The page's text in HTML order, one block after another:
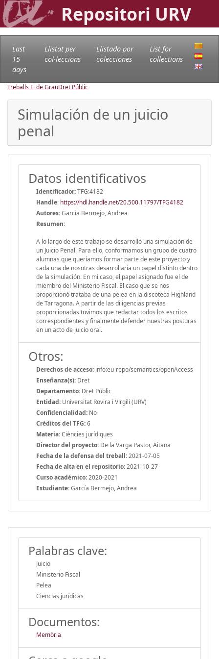
Repositori URV
Last
15
days
Llistat per
col·leccions
Llistado por
colecciones
List for
collections
Treballs Fi de GrauDret Públic
Simulación de un juicio
penal
Datos identificativos
Identificador:TFG:4182
Handle: https://hdl.handle.net/20.500.11797/TFG4182
Autores:García Bermejo, Andrea
Resumen:
A lo largo de este trabajo se desarrolló una simulación de
un Juicio Penal. Para ello, conformamos un grupo de cuatro
alumnas que queríamos formar parte de este proyecto y
cada una de nosotras desarrollaría un papel distinto dentro
de la simulación. En mi caso, el papel asignado fue el de
miembro del Ministerio Fiscal. El caso que se nos
proporcionó trataba de una pelea en la discoteca Highland
de Tarragona. A partir de las diligencias previas
proporcionadas tuvimos que redactar todos los escritos
correspondientes y finalmente defender nuestras posturas
en un acto de juicio oral.
Otros:
Derechos de acceso: info:eu-repo/semantics/openAccess
Enseñanza(s): Dret
Departamento: Dret Públic
Entidad: Universitat Rovira i Virgili (URV)
Confidencialidad: No
Créditos del TFG:6
Materia:Ciències jurídiques
Director del proyecto: De la Varga Pastor, Aitana
Fecha de la defensa del treball:2021-07-05
Fecha de alta en el repositorio:2021-10-27
Curso académico:2020-2021
Estudiante:García Bermejo, Andrea
Palabras clave:
Juicio
Ministerio Fiscal
Pelea
Ciencias jurídicas
Documentos:
Memòria